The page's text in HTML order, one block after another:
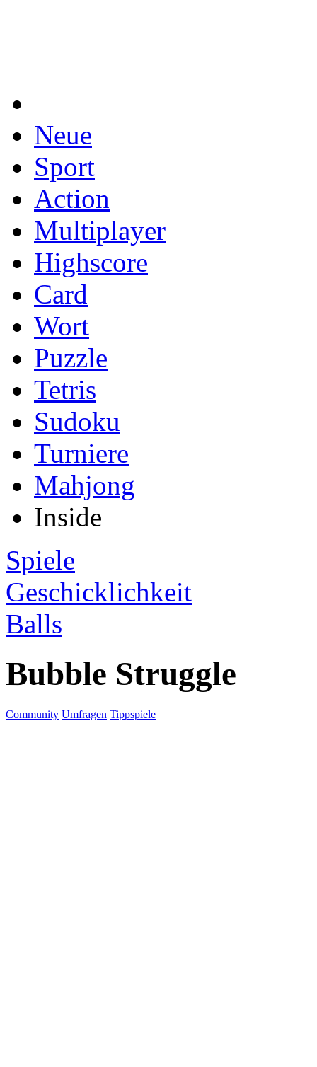
Neue
Sport
Action
Multiplayer
Highscore
Card
Wort
Puzzle
Tetris
Sudoku
Turniere
Mahjong
Inside
Spiele
Geschicklichkeit
Balls
Bubble Struggle
Community Umfragen Tippspiele